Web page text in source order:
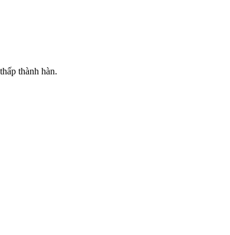
thành hàn.